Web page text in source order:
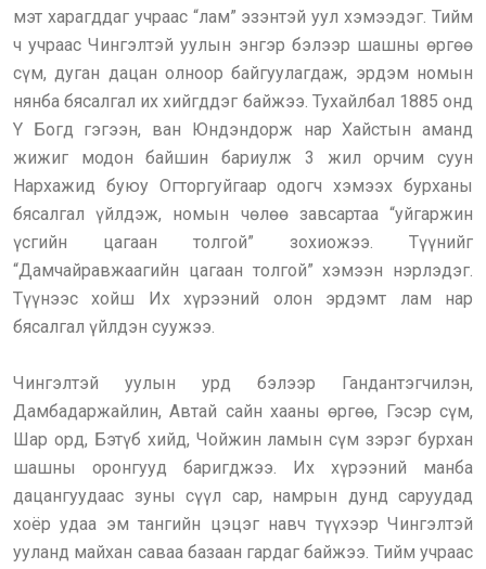
мэт харагддаг учраас “лам” эзэнтэй уул хэмээдэг. Тийм
ч учраас Чингэлтэй уулын энгэр бэлээр шашны өргөө
сүм, дуган дацан олноор байгуулагдаж, эрдэм номын
нянба бясалгал их хийгддэг байжээ. Тухайлбал 1885 онд
Y Богд гэгээн, ван Юндэндорж нар Хайстын аманд
жижиг модон байшин бариулж 3 жил орчим суун
Нархажид буюу Огторгуйгаар одогч хэмээх бурханы
бясалгал үйлдэж, номын чөлөө завсартаа “уйгаржин
үсгийн цагаан толгой” зохиожээ. Түүнийг
“Дамчайравжаагийн цагаан толгой” хэмээн нэрлэдэг.
Түүнээс хойш Их хүрээний олон эрдэмт лам нар
бясалгал үйлдэн суужээ.
Чингэлтэй уулын урд бэлээр Гандантэгчилэн,
Дамбадаржайлин, Автай сайн хааны өргөө, Гэсэр сүм,
Шар орд, Бэтүб хийд, Чойжин ламын сүм зэрэг бурхан
шашны оронгууд баригджээ. Их хүрээний манба
дацангуудаас зуны сүүл сар, намрын дунд саруудад
хоёр удаа эм тангийн цэцэг навч түүхээр Чингэлтэй
ууланд майхан саваа базаан гардаг байжээ. Тийм учраас